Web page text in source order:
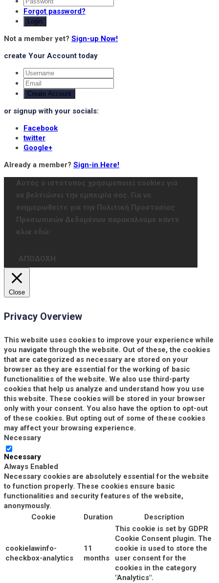
Forgot password?
Login
Not a member yet? Sign-up Now!
create Your Account today
Create Account
or signup with your socials:
Facebook
twitter
Google+
Already a member? Sign-in Here!
Αυτός ο ιστότοπος χρησιμοποιεί cookies για
να βελτιώσει την εμπειρία σας. Για να
ενημερωθείτε για την Πολιτική Προστασίας
Προσωπικών Δεδομένων παρακαλούμε κάντε
κλικ εδώ:
ΑΠΟΔΟΧΗ
Close
Privacy Overview
This website uses cookies to improve your experience while
you navigate through the website. Out of these, the cookies
that are categorized as necessary are stored on your
browser as they are essential for the working of basic
functionalities of the website. We also use third-party
cookies that help us analyze and understand how you use
this website. These cookies will be stored in your browser
only with your consent. You also have the option to opt-out
of these cookies. But opting out of some of these cookies
may affect your browsing experience.
Necessary
Necessary
Always Enabled
Necessary cookies are absolutely essential for the website
to function properly. These cookies ensure basic
functionalities and security features of the website,
anonymously.
Cookie
Duration Description
cookielawinfo-
checkbox-analytics
11
months
This cookie is set by GDPR
Cookie Consent plugin. The
cookie is used to store the
user consent for the
cookies in the category
"Analytics".